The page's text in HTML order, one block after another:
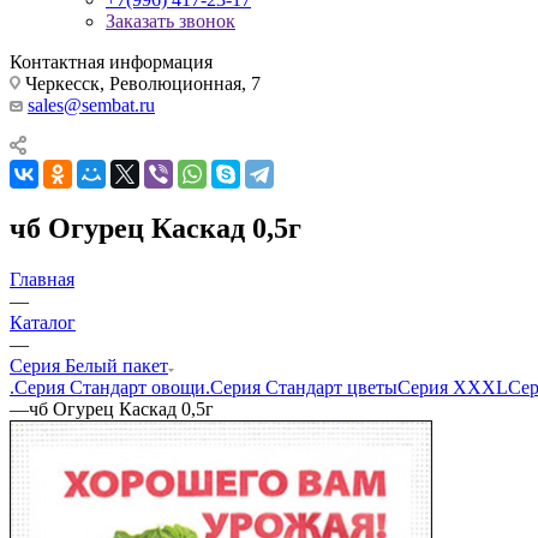
Заказать звонок
Контактная информация
Черкесск, Революционная, 7
sales@sembat.ru
чб Огурец Каскад 0,5г
Главная
—
Каталог
—
Серия Белый пакет
.Серия Стандарт овощи.Серия Стандарт цветыСерия XXXL
—чб Огурец Каскад 0,5г